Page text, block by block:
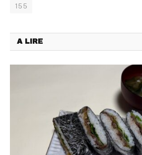
155
A LIRE